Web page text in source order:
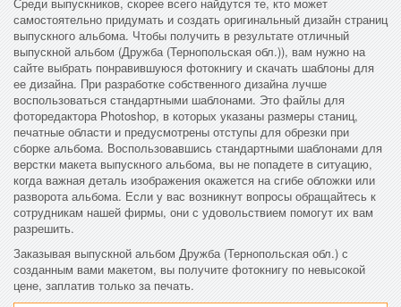
самостоятельно придумать и создать оригинальный дизайн страниц
выпускного альбома. Чтобы получить в результате отличный
выпускной альбом (Дружба (Тернопольская обл.)), вам нужно на
сайте выбрать понравившуюся фотокнигу и скачать шаблоны для
ее дизайна. При разработке собственного дизайна лучше
воспользоваться стандартными шаблонами. Это файлы для
фоторедактора Photoshop, в которых указаны размеры станиц,
печатные области и предусмотрены отступы для обрезки при
сборке альбома. Воспользовавшись стандартными шаблонами для
верстки макета выпускного альбома, вы не попадете в ситуацию,
когда важная деталь изображения окажется на сгибе обложки или
разворота альбома. Если у вас возникнут вопросы обращайтесь к
сотрудникам нашей фирмы, они с удовольствием помогут их вам
разрешить.
Заказывая выпускной альбом Дружба (Тернопольская обл.) с
созданным вами макетом, вы получите фотокнигу по невысокой
цене, заплатив только за печать.